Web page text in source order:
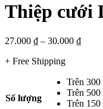
Thiệp cưới
27.000 ₫ – 30.000 ₫
+ Free Shipping
Số lượng
Trên 300
Trên 500
Trên 150